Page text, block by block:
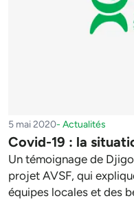
5 mai 2020- Actualités
Covid-19 : la
Un témoignage de
projet AVSF, qui
équipes locales et des